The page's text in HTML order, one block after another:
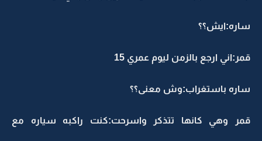
ساره:ايش؟؟
قمر:اني ارجع بالزمن ليوم عمري 15
ساره باستغراب:وش معنى؟؟
قمر وهي كانها تتذكر واسرحت:كنت راكبه سياره مع